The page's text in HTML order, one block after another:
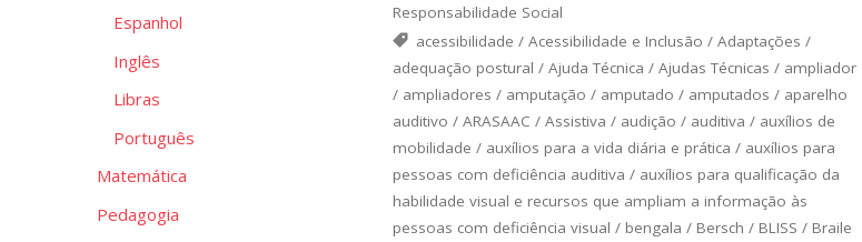
Responsabilidade Social
acessibilidade /Acessibilidade e Inclusão /Adaptações /
adequação postural / Ajuda Técnica / Ajudas Técnicas / ampliador
/ ampliadores / amputação / amputado / amputados / aparelho
auditivo / ARASAAC / Assistiva / audição / auditiva / auxílios de
mobilidade / auxílios para a vida diária e prática / auxílios para
pessoas com deficiência auditiva / auxílios para qualificação da
habilidade visual e recursos que ampliam a informação às
pessoas com deficiência visual / bengala / Bersch / BLISS / Braile
Espanhol
Inglês
Libras
Português
Matemática
Pedagogia